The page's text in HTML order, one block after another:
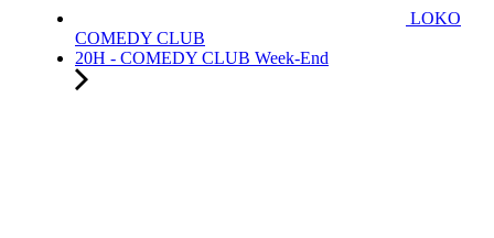
LOKO
COMEDY CLUB
20H - COMEDY CLUB Week-End